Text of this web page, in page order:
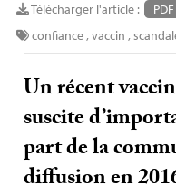
Télécharger l'article : PDF
confiance,vaccin ,
Un récent
suscite
part de la